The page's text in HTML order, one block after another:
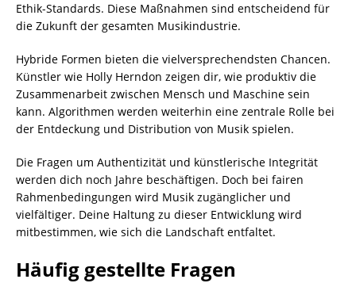
Ethik-Standards. Diese Maßnahmen sind entscheidend für
die Zukunft der gesamten Musikindustrie.
Hybride Formen bieten die vielversprechendsten Chancen.
Künstler wie Holly Herndon zeigen dir, wie produktiv die
Zusammenarbeit zwischen Mensch und Maschine sein
kann. Algorithmen werden weiterhin eine zentrale Rolle bei
der Entdeckung und Distribution von Musik spielen.
Die Fragen um Authentizität und künstlerische Integrität
werden dich noch Jahre beschäftigen. Doch bei fairen
Rahmenbedingungen wird Musik zugänglicher und
vielfältiger. Deine Haltung zu dieser Entwicklung wird
mitbestimmen, wie sich die Landschaft entfaltet.
Häufig gestellte Fragen